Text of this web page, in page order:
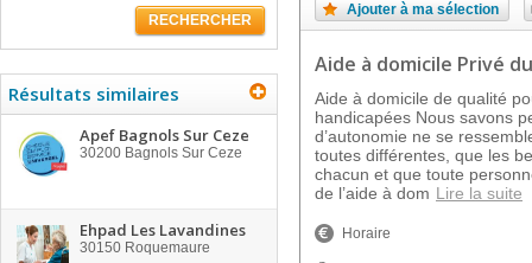
RECHERCHER
Résultats similaires
Apef Bagnols Sur Ceze
30200 Bagnols Sur Ceze
Ehpad Les Lavandines
30150 Roquemaure
Ajouter à ma sélection
Aide à domicile Privé
Aide à domicile de qualité
handicapées Nous savons
d’autonomie ne se
toutes différentes, que les
chacun et que toute
de l’aide à dom Lire la suite
Horaire